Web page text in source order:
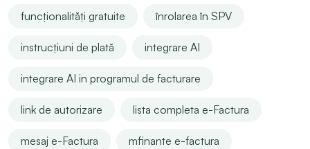
funcționalități gratuite înrolarea în SPV
instrucțiuni de plată integrare AI
integrare AI in programul de facturare
link de autorizare lista completa e-Factura
mesaj e-Factura mfinante e-factura